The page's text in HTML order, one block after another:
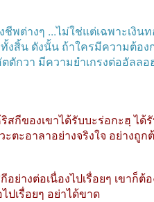
ชีพต่างๆ ...ไม่ใช่แต่เฉพาะเงิน
งสิ้น ดังนั้น ถ้าใครมีความต้อง
ตักวา มีความยำเกรงต่ออัลลอ
กีของเขาได้รับบะร่อกะฮฺ ได้
ตะอาลาอย่างจริงใจ อย่างถูก
างต่อเนื่องไปเรื่อยๆ เขาก็ต้
ปเรื่อยๆ อย่าได้ขาด